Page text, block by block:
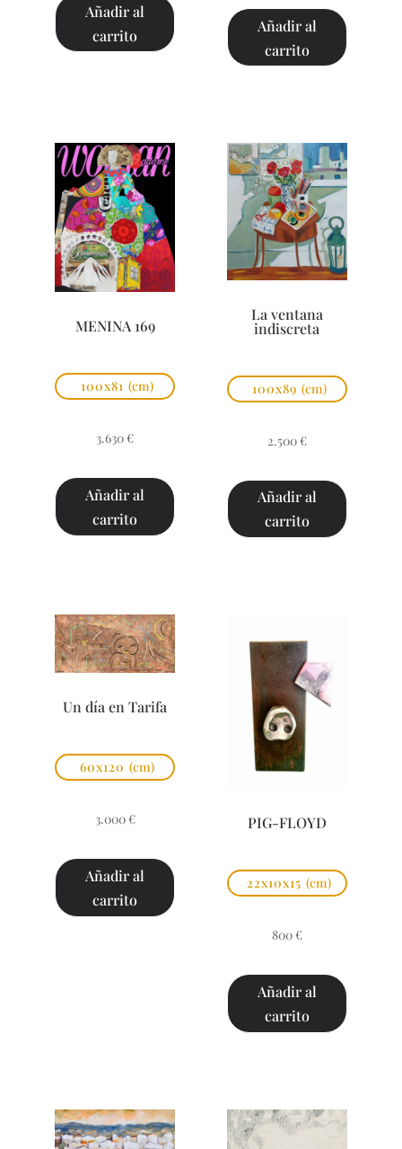
Añadir al
carrito
Añadir al
carrito
MENINA 169
100x81 (cm)
3.630 €
Añadir al
carrito
La ventana
indiscreta
100x89 (cm)
2.500 €
Añadir al
carrito
Un día en Tarifa
60x120 (cm)
3.000 €
Añadir al
carrito
PIG-FLOYD
22x10x15 (cm)
800 €
Añadir al
carrito